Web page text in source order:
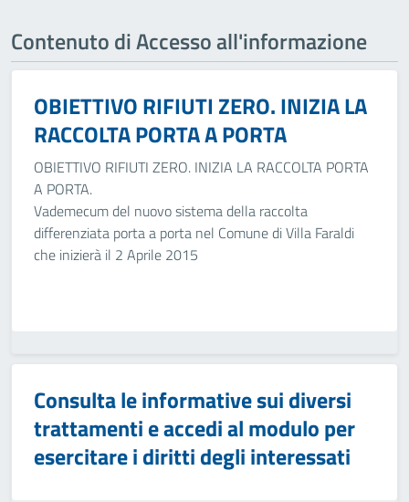
Contenuto di Accesso all'informazione
OBIETTIVO RIFIUTI ZERO. INIZIA LA
RACCOLTA PORTA A PORTA
OBIETTIVO RIFIUTI ZERO. INIZIA LA RACCOLTA PORTA
A PORTA.
Vademecum del nuovo sistema della raccolta
differenziata porta a porta nel Comune di Villa Faraldi
che inizierà il 2 Aprile 2015
Consulta le informative sui diversi
trattamenti e accedi al modulo per
esercitare i diritti degli interessati